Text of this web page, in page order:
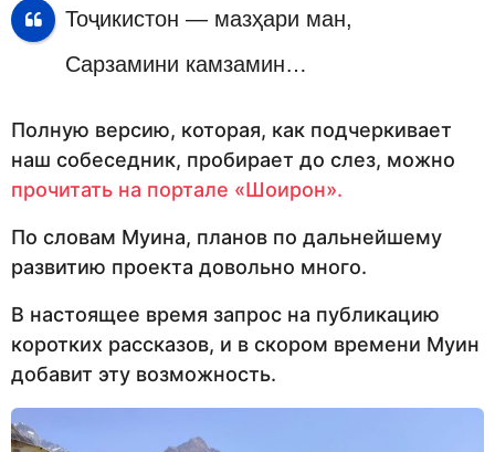
Тоҷикистон — мазҳари ман,
Сарзамини камзамин…
Полную версию, которая, как подчеркивает
наш собеседник, пробирает до слез, можно
прочитать на портале «Шоирон».
По словам Муина, планов по дальнейшему
развитию проекта довольно много.
В настоящее время запрос на публикацию
коротких рассказов, и в скором времени Муин
добавит эту возможность.